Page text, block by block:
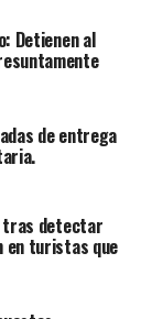
Detienen al
de entrega
tras detectar
en turistas que